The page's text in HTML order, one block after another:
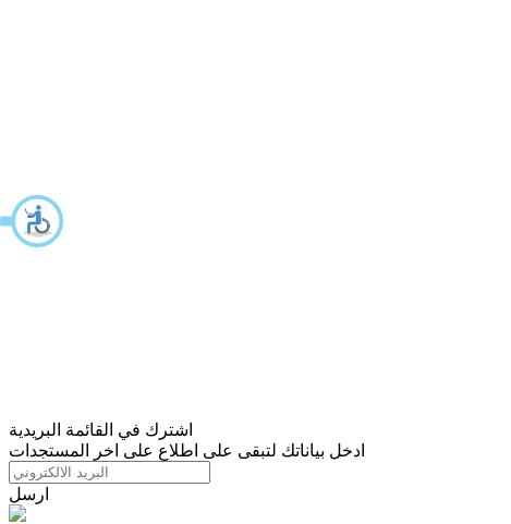
اشترك في القائمة البريدية
ادخل بياناتك لتبقى على اطلاع على اخر المستجدات
ارسل